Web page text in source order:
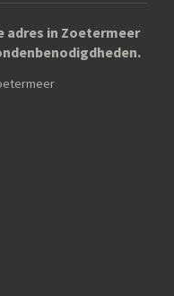
adres in Zoetermeer